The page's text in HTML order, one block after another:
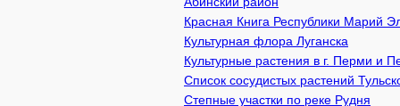
Красная Книга Республики Марий
Культурная флора Луганска
Культурные растения в г. Перми и
Список сосудистых растений
Степные участки по реке Рудня